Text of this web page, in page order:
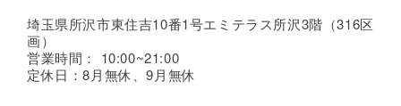
埼玉県所沢市東住吉10番1号エミテラス所沢3階（316区
画）
営業時間： 10:00~21:00
定休日：8月無休、9月無休